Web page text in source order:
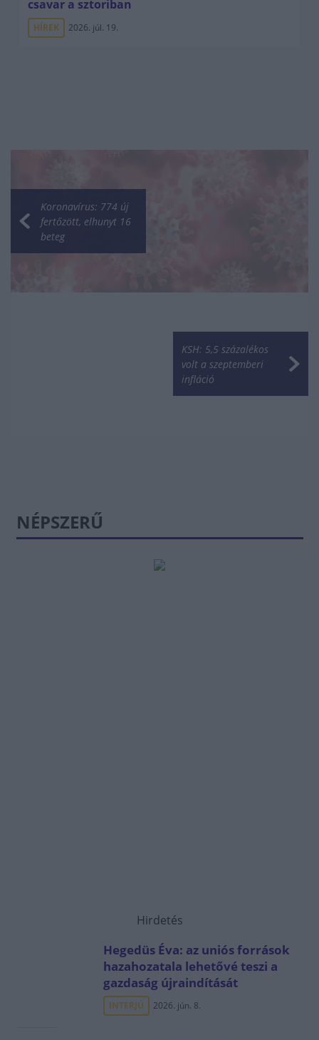
csavar a sztoriban
HÍREK 2026. júl. 19.
Koronavírus: 774 új
fertőzött, elhunyt 16
beteg
KSH: 5,5 százalékos
volt a szeptemberi
infláció
NÉPSZERŰ
Hirdetés
Hegedüs Éva: az uniós források
hazahozatala lehetővé teszi a
gazdaság újraindítását
INTERJÚ 2026. jún. 8.